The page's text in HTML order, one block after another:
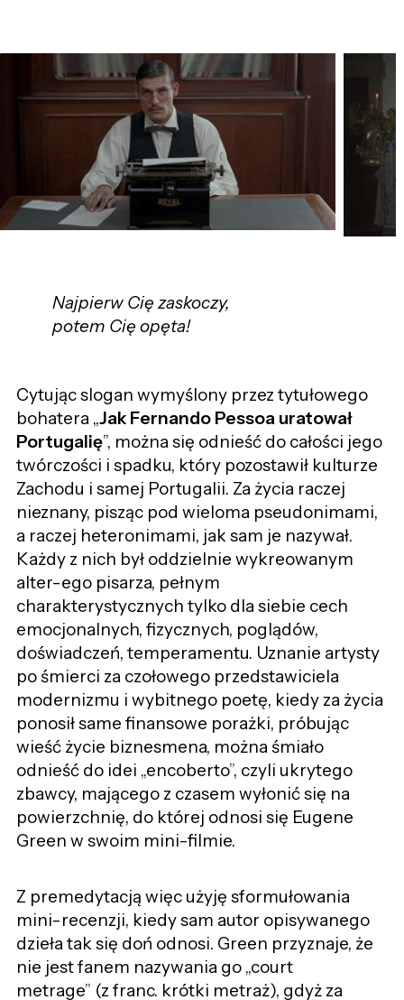
Najpierw Cię zaskoczy,
potem Cię opęta!
Cytując slogan wymyślony przez tytułowego
bohatera „Jak Fernando Pessoa uratował
Portugalię”, można się odnieść do całości jego
twórczości i spadku, który pozostawił kulturze
Zachodu i samej Portugalii. Za życia raczej
nieznany, pisząc pod wieloma pseudonimami,
a raczej heteronimami, jak sam je nazywał.
Każdy z nich był oddzielnie wykreowanym
alter-ego pisarza, pełnym
charakterystycznych tylko dla siebie cech
emocjonalnych, fizycznych, poglądów,
doświadczeń, temperamentu. Uznanie artysty
po śmierci za czołowego przedstawiciela
modernizmu i wybitnego poetę, kiedy za życia
ponosił same finansowe porażki, próbując
wieść życie biznesmena, można śmiało
odnieść do idei „encoberto”, czyli ukrytego
zbawcy, mającego z czasem wyłonić się na
powierzchnię, do której odnosi się Eugene
Green w swoim mini-filmie.
Z premedytacją więc użyję sformułowania
mini-recenzji, kiedy sam autor opisywanego
dzieła tak się doń odnosi. Green przyznaje, że
nie jest fanem nazywania go „court
metrage” (z franc. krótki metraż), gdyż za